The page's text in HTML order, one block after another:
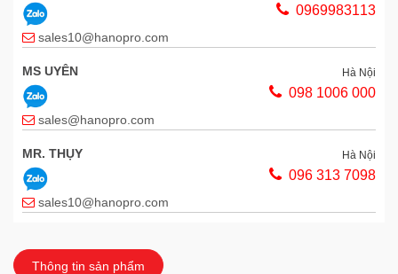
0969983113
sales10@hanopro.com
MS UYÊN Hà Nội
098 1006 000
sales@hanopro.com
MR. THỤY Hà Nội
096 313 7098
sales10@hanopro.com
Thông tin sản phẩm